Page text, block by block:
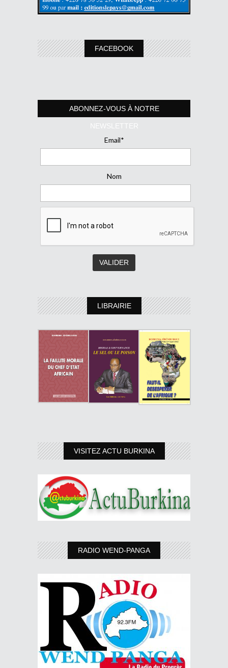
FACEBOOK
ABONNEZ-VOUS À NOTRE
NEWSLETTER
Email*
Nom
LIBRAIRIE
VISITEZ ACTU BURKINA
RADIO WEND-PANGA